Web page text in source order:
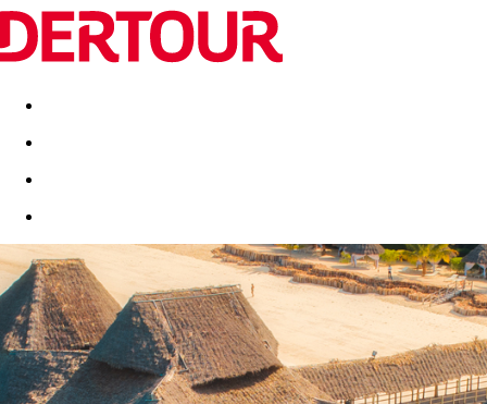
Destinatii Vacanta perfecta OFERTE DE NERATAT